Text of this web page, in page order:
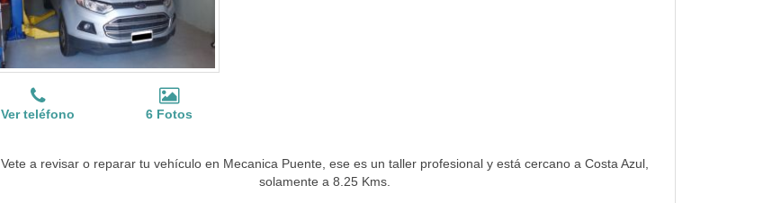
Ver teléfono 6 Fotos
Vete a revisar o reparar tu vehículo en Mecanica Puente, ese es un taller profesional y está cercano a Costa Azul,
solamente a 8.25 Kms.